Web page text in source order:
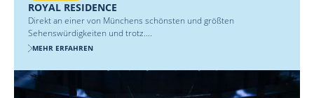
ROYAL RESIDENCE
Direkt an einer von Münchens schönsten und größten
Sehenswürdigkeiten und trotz....
MEHR ERFAHREN